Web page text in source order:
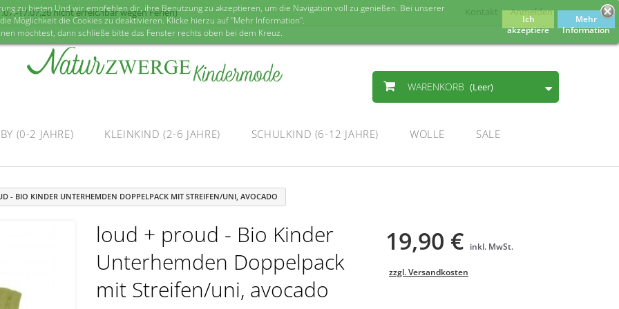
Anmelden
Kontakt
17.07,26 nicht erreichbar wegen Ferien)
WARENKORB (Leer)
(0-2 JAHRE) KLEINKIND (2-6 JAHRE) SCHULKIND (6-12 JAHRE) WOLLE SALE
zu bieten Und wir empfehlen dir, ihre Benutzung zu akzeptieren, um die Navigation voll zu genießen. Bei unserer
Möglichkeit die Cookies zu deaktivieren. Klicke hierzu auf "Mehr Information".
möchtest, dann schließe bitte das Fenster rechts oben bei dem Kreuz.
Ich
akzeptiere
Mehr
Information
- BIO KINDER UNTERHEMDEN DOPPELPACK MIT STREIFEN/UNI, AVOCADO
loud + proud - Bio Kinder
Unterhemden Doppelpack
mit Streifen/uni, avocado
19,90 € inkl. MwSt.
zzgl. Versandkosten